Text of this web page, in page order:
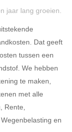
Nee
jaar lang groeien.
Dat geeft
tussen een
We hebben
te maken,
met alle
Rente,
en